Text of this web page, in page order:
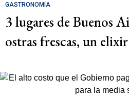
GASTRONOMÍA
3 lugares de Buenos
ostras frescas, un